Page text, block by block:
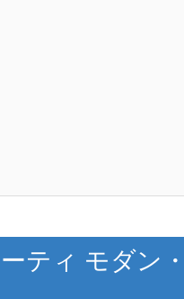
ティ モダン